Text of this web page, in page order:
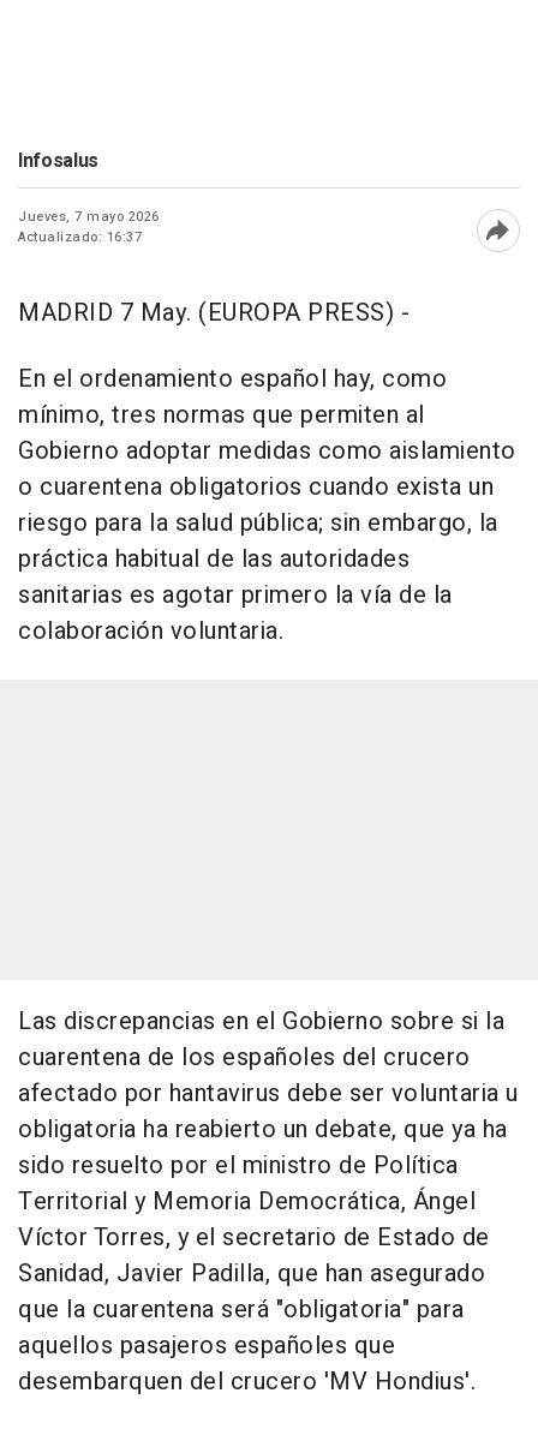
Infosalus
Jueves, 7 mayo 2026
Actualizado: 16:37
MADRID 7 May. (EUROPA PRESS) -
En el ordenamiento español hay, como
mínimo, tres normas que permiten al
Gobierno adoptar medidas como aislamiento
o cuarentena obligatorios cuando exista un
riesgo para la salud pública; sin embargo, la
práctica habitual de las autoridades
sanitarias es agotar primero la vía de la
colaboración voluntaria.
Las discrepancias en el Gobierno sobre si la
cuarentena de los españoles del crucero
afectado por hantavirus debe ser voluntaria u
obligatoria ha reabierto un debate, que ya ha
sido resuelto por el ministro de Política
Territorial y Memoria Democrática, Ángel
Víctor Torres, y el secretario de Estado de
Sanidad, Javier Padilla, que han asegurado
que la cuarentena será "obligatoria" para
aquellos pasajeros españoles que
desembarquen del crucero 'MV Hondius'.